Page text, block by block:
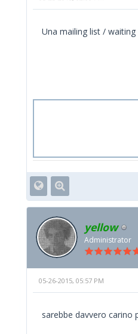
Una mailing list /
yellow
Administrator
05-26-2015, 05:57 PM
sarebbe davvero carino